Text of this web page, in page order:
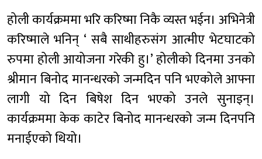
होली कार्यक्रममा भरि करिष्मा निकै व्यस्त भईन। अभिनेत्री
करिष्माले भनिन् ‘ सबै साथीहरुसंग आत्मीए भेटघाटको
रुपमा होली आयोजना गरेकी हु।’ होलीको दिनमा उनको
श्रीमान बिनोद मानन्धरको जन्मदिन पनि भएकोले आफ्ना
लागी यो दिन बिषेश दिन भएको उनले सुनाइन्।
कार्यक्रममा केक काटेर बिनोद मानन्धरको जन्म दिनपनि
मनाईएको थियो।